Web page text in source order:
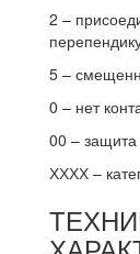
2 –
5 –
0 – нет
00 – защита
ХХХХ –